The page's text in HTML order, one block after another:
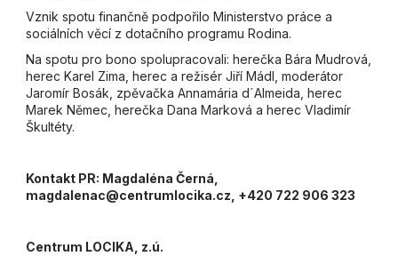
Vznik spotu finančně podpořilo Ministerstvo práce a
sociálních věcí z dotačního programu Rodina.
Na spotu pro bono spolupracovali: herečka Bára Mudrová,
herec Karel Zima, herec a režisér Jiří Mádl, moderátor
Jaromír Bosák, zpěvačka Annamária d´Almeida, herec
Marek Němec, herečka Dana Marková a herec Vladimír
Škultéty.
Kontakt PR: Magdaléna Černá,
magdalenac@centrumlocika.cz, +420 722 906 323
Centrum LOCIKA, z.ú.